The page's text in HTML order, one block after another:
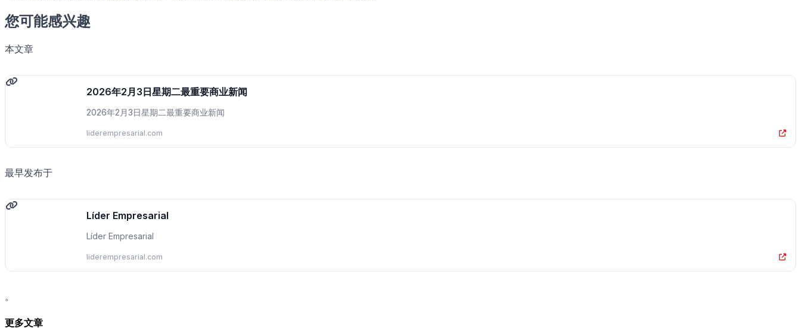
您可能感兴趣
本文章
2026年2月3日星期二最重要商业新闻
2026年2月3日星期二最重要商业新闻
liderempresarial.com
最早发布于
Líder Empresarial
Líder Empresarial
liderempresarial.com
。
更多文章